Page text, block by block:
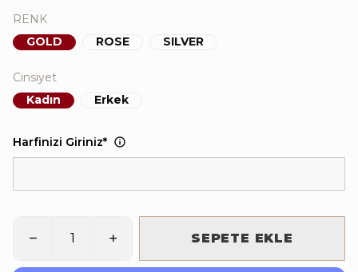
RENK
GOLD
ROSE SILVER
Cinsiyet
Kadın
Erkek
Harfinizi Giriniz*
SEPETE EKLE